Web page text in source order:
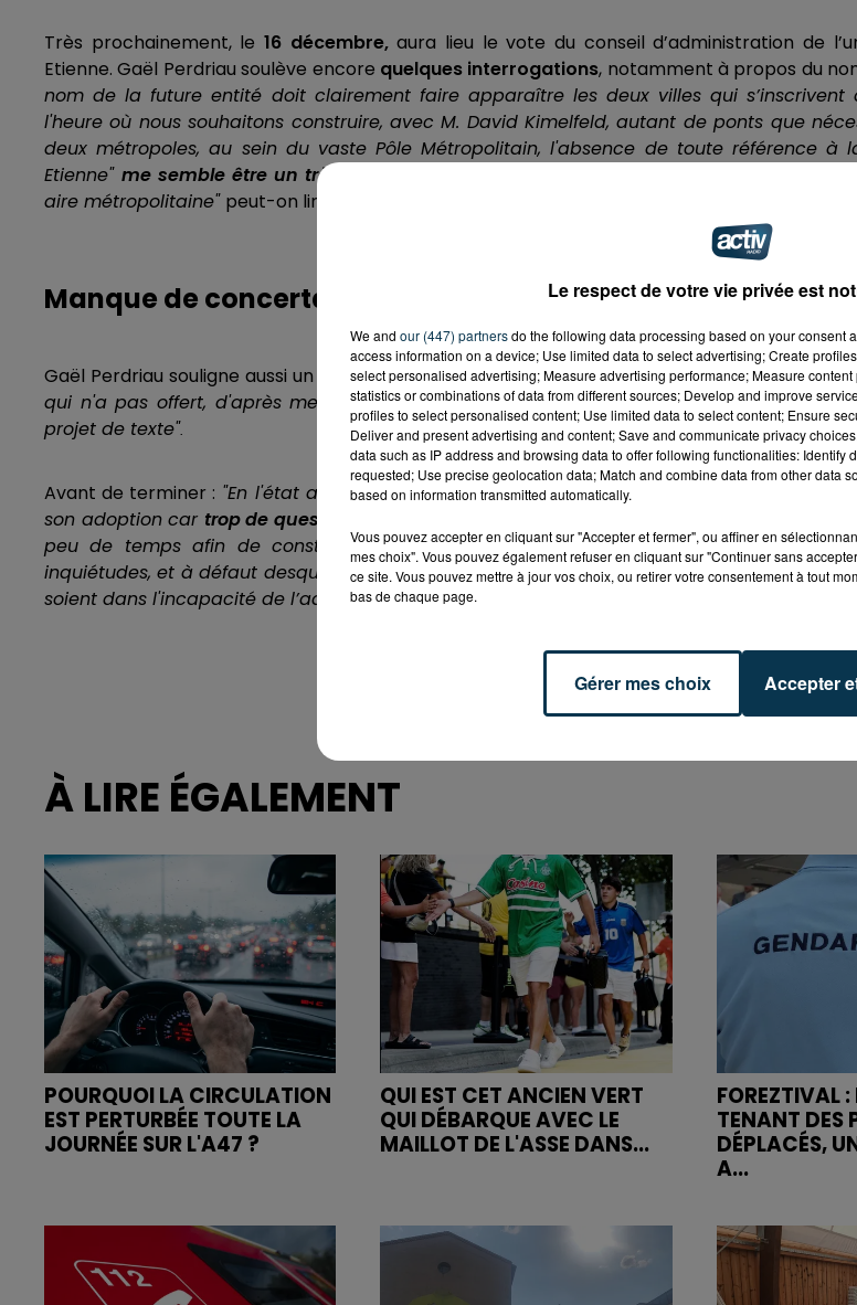
Très prochainement, le 16 décembre,aura lieu le vote du conseil d’administration de
Etienne. Gaël Perdriau soulève encore quelques interrogations, notamment à propos du
nom de la future entité doit clairement faire apparaître les deux villes qui s’inscrivent
l'heure où nous souhaitons construire, avec M. David Kimelfeld, autant de ponts que
deux métropoles, au sein du vaste Pôle Métropolitain, l'absence de toute référence à
Etienne"me semble être un très mauvais signal délivré
aire métropolitaine" peut-on lire sur le communiqué.
Manque de concertations ?
Gaël Perdriau souligne aussi un manque de concertations:"Je souhaite réagir à la
qui n'a pas offert, d'après mes informations, toutes les chances auxcollectivités locales
projet de texte"
Avant de terminer : "En l'état actuel du document, il me semble indispensable, en
son adoption car trop de questions sont encore à résoudre
peu de temps afin de construire, ensemble, les réponses concrètes qui
inquiétudes, et à défaut desquelles il est à craindre que la Ville de Saint-Etienne et Saint-
soient dans l'incapacité de l’adopter (...)"
À LIRE ÉGALEMENT
POURQUOI LA CIRCULATION
EST PERTURBÉE TOUTE LA
JOURNÉE SUR L'A47 ?
QUI EST CET ANCIEN VERT
QUI DÉBARQUE AVEC LE
MAILLOT DE L'ASSE DANS...
FOREZTIVAL :
TENANT DES
DÉPLACÉS,
A...
Le respect de votre vie privée est
We and our (447) partnersdo the following data processing based on your consent
access information on a device; Use limited data to select advertising; Create
select personalised advertising; Measure advertising performance; Measure
statistics or combinations of data from different sources; Develop and improve
profiles to select personalised content; Use limited data to select content; Ensure
Deliver and present advertising and content; Save and communicate privacy
data such as IP address and browsing data to offer following functionalities: Identify
requested; Use precise geolocation data; Match and combine data from other data
based on information transmitted automatically.
Vous pouvez accepter en cliquant sur "Accepter et fermer", ou affiner en
mes choix". Vous pouvez également refuser en cliquant sur "Continuer sans
ce site. Vous pouvez mettre à jour vos choix, ou retirer votre consentement à tout
bas de chaque page.
Gérer mes choix Accepter